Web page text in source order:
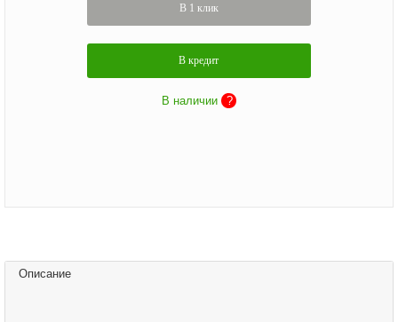
В 1 клик
В кредит
В наличии ?
Описание